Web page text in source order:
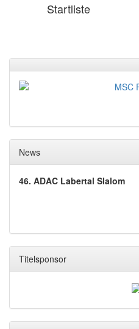
Startliste
News
46. ADAC Labertal Slalom
Titelsponsor